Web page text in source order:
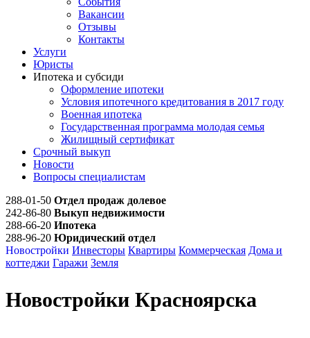
Вакансии
Отзывы
Контакты
Услуги
Юристы
Ипотека и субсиди
Оформление ипотеки
Условия ипотечного кредитования в 2017 году
Военная ипотека
Государственная программа молодая семья
Жилищный сертификат
Срочный выкуп
Новости
Вопросы специалистам
288-01-50 Отдел продаж долевое
242-86-80 Выкуп недвижимости
288-66-20 Ипотека
288-96-20 Юридический отдел
Новостройки Инвесторы Квартиры Коммерческая Дома и
коттеджи Гаражи Земля
Новостройки Красноярска